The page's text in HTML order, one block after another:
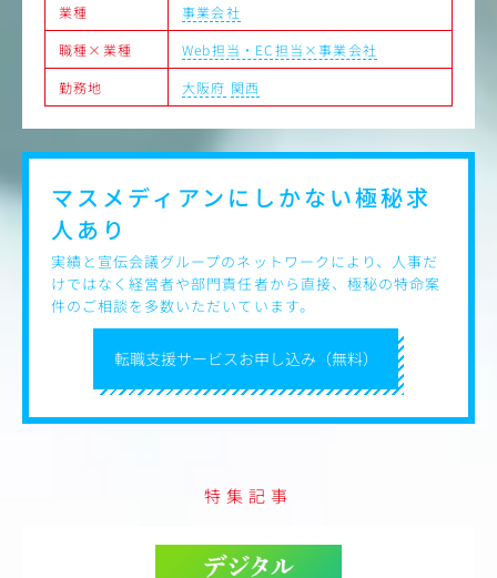
■将来的にお任せすること
・サイト内導線の設計
・メルマガやLINEのレポートティング
・各ECサイトの予実管理を中心とした販売計画
・売上拡大に向けた、広告販促を用いた集客や販促立案
・効果検証
・商品の売上動向分析
もチャレンジすることもできます
※ECサイトの知見を幅広く広げて頂くことが出来ます
業種
事業会社
職種×業種
Web担当・EC担当×事業会社
勤務地
大阪府 関西
転職支援サービスお申し込み（無料）
マスメディアンにしかない極秘求
人あり
実績と宣伝会議グループのネットワークにより、人事だ
けではなく経営者や部門責任者から直接、極秘の特命案
件のご相談を多数いただいています。
特集記事